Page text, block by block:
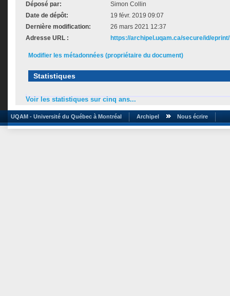
Déposé par:
Simon Collin
Date de dépôt:
19 févr. 2019 09:07
Dernière modification:
26 mars 2021 12:37
Adresse URL :
https://archipel.uqam.ca/secure/id/
Modifier les métadonnées (propriétaire du document)
Statistiques
Voir les statistiques sur cinq ans...
UQAM - Université du Québec à Montréal Archipel Nous écrire